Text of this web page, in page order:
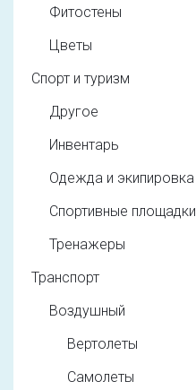
Фитостены
Цветы
Спорт и туризм
Другое
Инвентарь
Одежда и экипировка
Спортивные площадки
Тренажеры
Транспорт
Воздушный
Вертолеты
Самолеты